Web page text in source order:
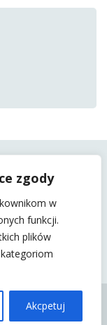
zgody
w
funkcji.
plików
Akcpetuj